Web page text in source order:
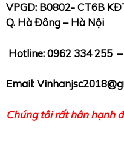
VPGD: B0802- CT6B
Q. Hà Đông – Hà Nội
Hotline: 0962 334 255
Email:
Chúng tôi rất hân hạnh